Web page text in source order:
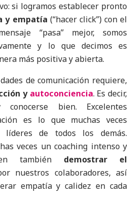
si logramos establecer pronto
y empatía (“hacer click”) con el
“pasa” mejor, somos
y lo que decimos es
más positiva y abierta.
de comunicación requiere,
y autoconciencia. Es decir,
bien. Excelentes
es lo que muchas veces
de todos los demás.
veces un coaching intenso y
también demostrar el
nuestros colaboradores, así
empatía y calidez en cada